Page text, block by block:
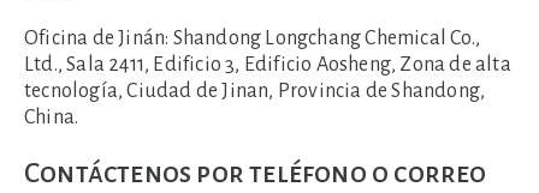
Oficina de Jinán: Shandong Longchang Chemical Co.,
Ltd., Sala 2411, Edificio 3, Edificio Aosheng, Zona de alta
tecnología, Ciudad de Jinan, Provincia de Shandong,
China.
Contáctenos por teléfono o correo